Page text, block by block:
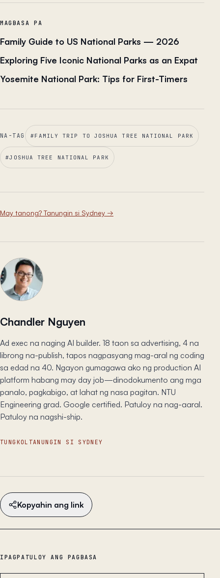
MAGBASA PA
Family Guide to US National Parks — 2026
Exploring Five Iconic National Parks as an Expat
Yosemite National Park: Tips for First-Timers
NA-TAG #FAMILY TRIP TO JOSHUA TREE NATIONAL PARK
#JOSHUA TREE NATIONAL PARK
May tanong? Tanungin si Sydney →
Chandler Nguyen
Ad exec na naging AI builder. 18 taon sa advertising, 4 na
librong na-publish, tapos nagpasyang mag-aral ng coding
sa edad na 40. Ngayon gumagawa ako ng production AI
platform habang may day job—dinodokumento ang mga
panalo, pagkabigo, at lahat ng nasa pagitan. NTU
Engineering grad. Google certified. Patuloy na nag-aaral.
Patuloy na nagshi-ship.
TUNGKOL TANUNGIN SI SYDNEY
Kopyahin ang link
IPAGPATULOY ANG PAGBASA